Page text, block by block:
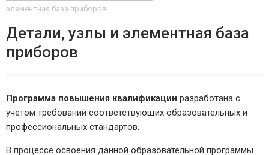
элементная база приборов
Детали, узлы и элементная база
приборов
Программа повышения квалификации разработана с
учетом требований соответствующих образовательных и
профессиональных стандартов.
В процессе освоения данной образовательной программы